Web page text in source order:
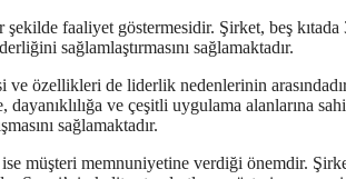
faaliyet göstermesidir. Şirket, beş
sağlamlaştırmasını sağlamaktadır.
ve özellikleri de liderlik nedenlerinin
ve çeşitli uygulama alanlarına
sağlamaktadır.
müşteri memnuniyetine verdiği önemdir.